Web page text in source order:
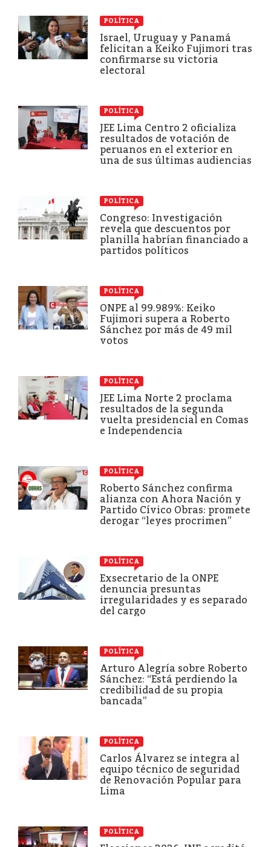
POLÍTICA
Israel, Uruguay y Panamá
felicitan a Keiko Fujimori tras
confirmarse su victoria
electoral
POLÍTICA
JEE Lima Centro 2 oficializa
resultados de votación de
peruanos en el exterior en
una de sus últimas audiencias
POLÍTICA
Congreso: Investigación
revela que descuentos por
planilla habrían financiado a
partidos políticos
POLÍTICA
ONPE al 99.989%: Keiko
Fujimori supera a Roberto
Sánchez por más de 49 mil
votos
POLÍTICA
JEE Lima Norte 2 proclama
resultados de la segunda
vuelta presidencial en Comas
e Independencia
POLÍTICA
Roberto Sánchez confirma
alianza con Ahora Nación y
Partido Cívico Obras: promete
derogar “leyes procrimen”
POLÍTICA
Exsecretario de la ONPE
denuncia presuntas
irregularidades y es separado
del cargo
POLÍTICA
Arturo Alegría sobre Roberto
Sánchez: “Está perdiendo la
credibilidad de su propia
bancada”
POLÍTICA
Carlos Álvarez se integra al
equipo técnico de seguridad
de Renovación Popular para
Lima
POLÍTICA